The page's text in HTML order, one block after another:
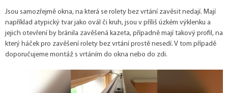
Jsou samozřejmě okna, na která se rolety bez vrtání zavěsit nedají. Mají
například atypický tvar jako ovál či kruh, jsou v příliš úzkém výklenku a
jejich otevření by bránila zavěšená kazeta, případně mají takový profil, na
který háček pro zavěšení rolety bez vrtání prostě nesedí. V tom případě
doporučujeme montáž s vrtáním do okna nebo do zdi.